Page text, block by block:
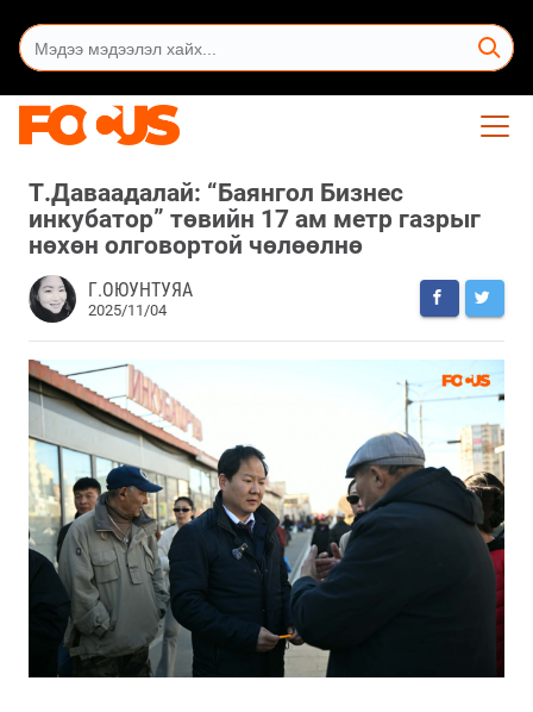
Т.Даваадалай: “Баянгол Бизнес
инкубатор” төвийн 17 ам метр газрыг
нөхөн олговортой чөлөөлнө
Г.ОЮУНТУЯА
2025/11/04